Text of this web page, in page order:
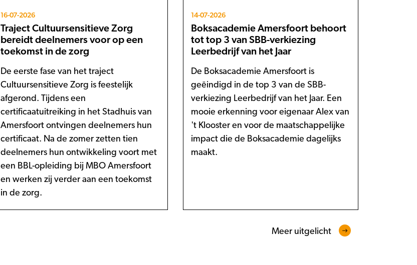
16-07-2026
Traject Cultuursensitieve Zorg
bereidt deelnemers voor op een
toekomst in de zorg
De eerste fase van het traject
Cultuursensitieve Zorg is feestelijk
afgerond. Tijdens een
certificaatuitreiking in het Stadhuis van
Amersfoort ontvingen deelnemers hun
certificaat. Na de zomer zetten tien
deelnemers hun ontwikkeling voort met
een BBL-opleiding bij MBO Amersfoort
en werken zij verder aan een toekomst
in de zorg.
14-07-2026
Boksacademie Amersfoort behoort
tot top 3 van SBB-verkiezing
Leerbedrijf van het Jaar
De Boksacademie Amersfoort is
geëindigd in de top 3 van de SBB-
verkiezing Leerbedrijf van het Jaar. Een
mooie erkenning voor eigenaar Alex van
't Klooster en voor de maatschappelijke
impact die de Boksacademie dagelijks
maakt.
Meer uitgelicht